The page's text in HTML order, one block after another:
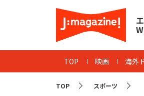
TOP 映画 海外
TOP スポーツ